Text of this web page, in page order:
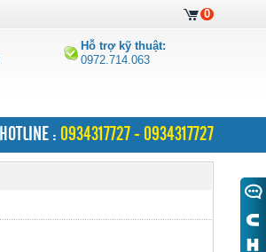
Hỗ trợ kỹ thuật:
0972.714.063
HOTLINE : 0934317727 - 0934317727
0